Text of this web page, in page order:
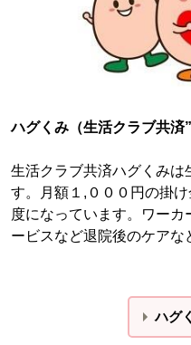
ハグくみ（生活クラブ共済”
生活クラブ共済ハグくみ
す。月額１,０００円の掛
度になっています。ワー
ービスなど退院後のケアな
ハグ